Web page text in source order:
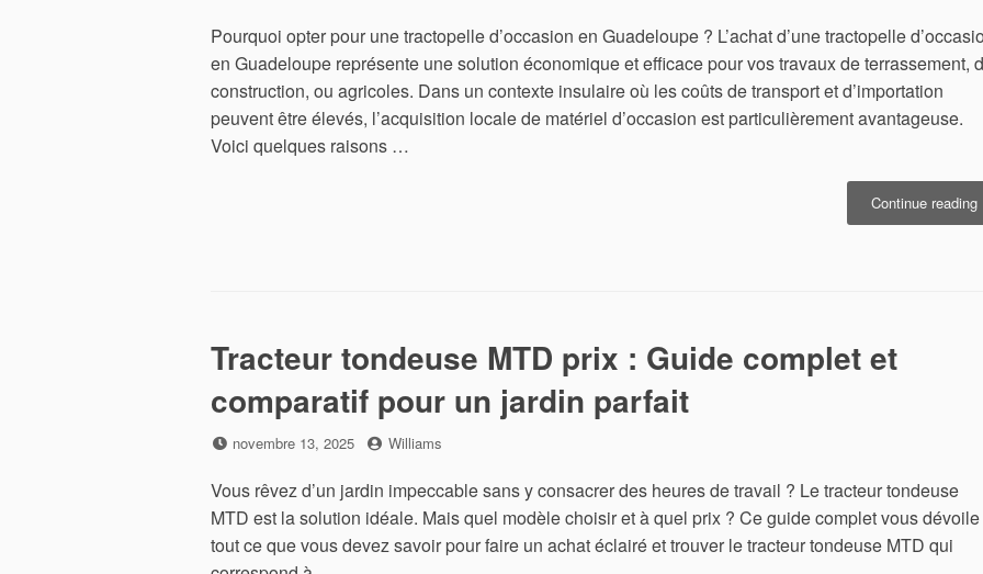
Pourquoi opter pour une tractopelle d’occasion en Guadeloupe ? L’achat d’une tractopelle
en Guadeloupe représente une solution économique et efficace pour vos travaux de terrassement,
construction, ou agricoles. Dans un contexte insulaire où les coûts de transport et d’importation
peuvent être élevés, l’acquisition locale de matériel d’occasion est particulièrement avantageuse.
Voici quelques raisons …
Continue reading
Tracteur tondeuse MTD prix : Guide complet et
comparatif pour un jardin parfait
Posted
novembre 13, 2025 by
Williams
Vous rêvez d’un jardin impeccable sans y consacrer des heures de travail ? Le tracteur tondeuse
MTD est la solution idéale. Mais quel modèle choisir et à quel prix ? Ce guide complet vous dévoile
tout ce que vous devez savoir pour faire un achat éclairé et trouver le tracteur tondeuse MTD qui